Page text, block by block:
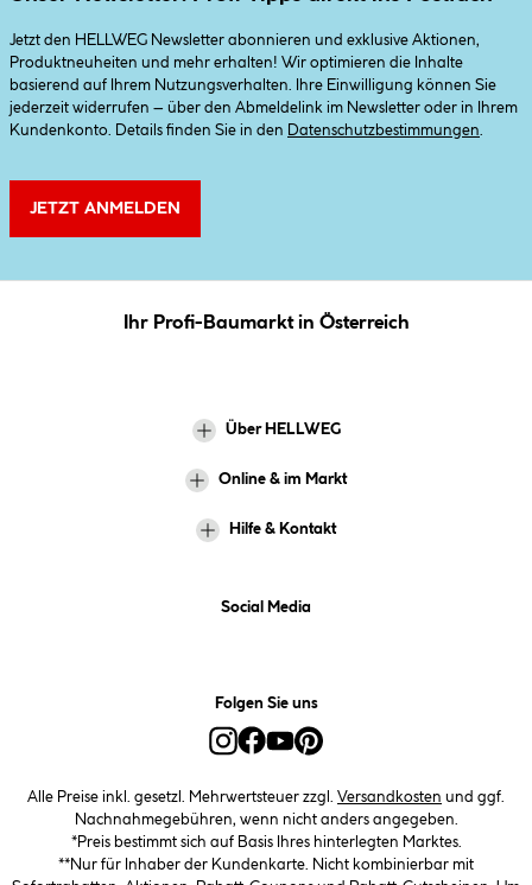
Jetzt den HELLWEG Newsletter abonnieren und exklusive Aktionen,
Produktneuheiten und mehr erhalten! Wir optimieren die Inhalte
basierend auf Ihrem Nutzungsverhalten. Ihre Einwilligung können Sie
jederzeit widerrufen – über den Abmeldelink im Newsletter oder in Ihrem
Kundenkonto. Details finden Sie in den
Datenschutzbestimmungen
JETZT ANMELDEN
Ihr Profi-Baumarkt in Österreich
Über HELLWEG
Online & im Markt
Hilfe & Kontakt
Social Media
Folgen Sie uns
Alle Preise inkl. gesetzl. Mehrwertsteuer zzgl. Versandkosten und ggf.
Nachnahmegebühren, wenn nicht anders angegeben.
*Preis bestimmt sich auf Basis Ihres hinterlegten Marktes.
**Nur für Inhaber der Kundenkarte. Nicht kombinierbar mit